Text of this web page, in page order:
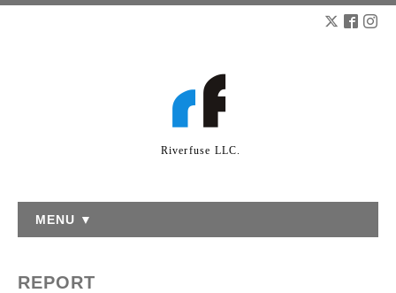
Riverfuse LLC.
MENU ▼
REPORT